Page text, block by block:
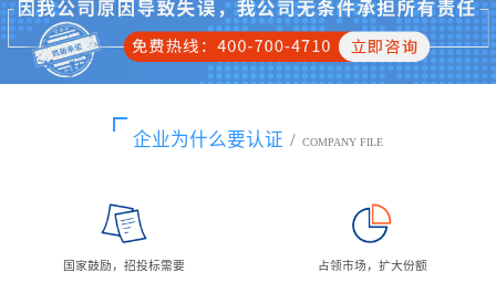
企业为什么要认证 / COMPANY FILE
国家鼓励，招投标需要 占领市场，扩大份额